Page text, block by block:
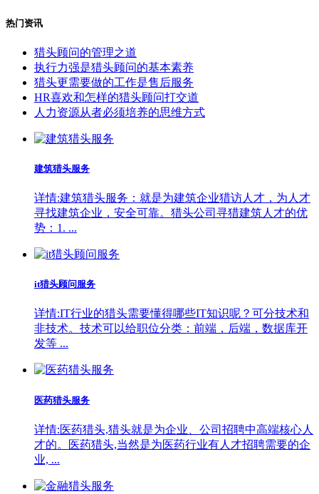
热门资讯
猎头顾问的管理之道
执行力强是猎头顾问的基本素养
猎头更需要做的工作是售后服务
HR喜欢和怎样的猎头顾问打交道
人力资源从者必须培养的思维方式
建筑猎头服务
详情:建筑猎头服务：就是为建筑企业猎访人才，为人才
寻找建筑企业，安全可靠。猎头公司寻猎建筑人才的优
势：1. ...
it猎头顾问服务
详情:IT行业的猎头需要懂得哪些IT知识呢？可分技术和
非技术。技术可以给职位分类：前端，后端，数据库开
发等 ...
医药猎头服务
详情:医药猎头,猎头就是为企业、公司招聘中高端核心人
才的。医药猎头,当然是为医药行业有人才招聘需要的企
业, ...